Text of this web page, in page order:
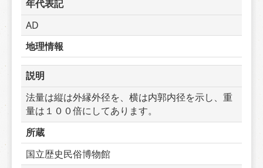
年代表記
AD
地理情報
説明
法量は縦は外縁外径を、横は内郭内径を示し、重
量は１００倍にしてあります。
所蔵
国立歴史民俗博物館